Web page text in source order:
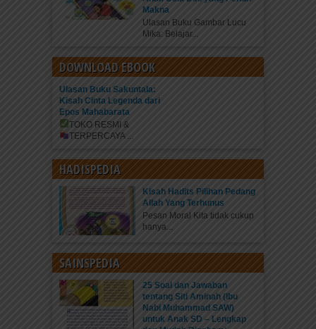
Makna
Ulasan Buku Gambar Lucu
Mika: Belajar...
DOWNLOAD EBOOK
Ulasan Buku Sakuntala:
Kisah Cinta Legenda dari
Epos Mahabarata
TOKO RESMI &
TERPERCAYA ...
HADISPEDIA
Kisah Hadits Pilihan Pedang
Allah Yang Terhunus
Pesan Moral Kita tidak cukup
hanya...
SAINSPEDIA
25 Soal dan Jawaban
tentang Siti Aminah (Ibu
Nabi Muhammad SAW)
untuk Anak SD – Lengkap